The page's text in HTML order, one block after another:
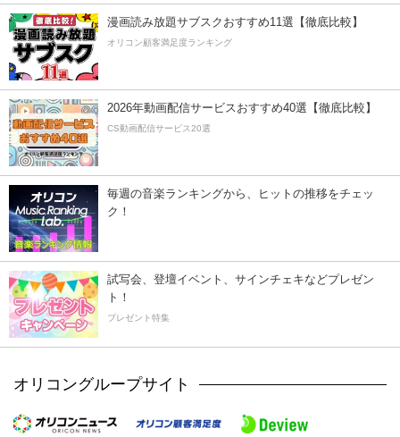
漫画読み放題サブスクおすすめ11選【徹底比較】
オリコン顧客満足度ランキング
2026年動画配信サービスおすすめ40選【徹底比較】
CS動画配信サービス20選
毎週の音楽ランキングから、ヒットの推移をチェッ
ク！
試写会、登壇イベント、サインチェキなどプレゼン
ト！
プレゼント特集
オリコングループサイト